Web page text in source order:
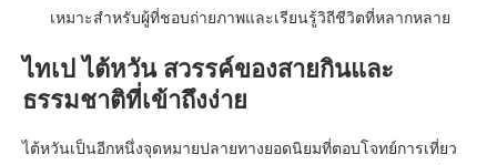
เหมาะสำหรับผู้ที่ชอบถ่ายภาพและเรียนรู้วิถีชีวิตที่หลากหลาย
ไทเป ไต้หวัน สวรรค์ของสายกินและ
ธรรมชาติที่เข้าถึงง่าย
ไต้หวันเป็นอีกหนึ่งจุดหมายปลายทางยอดนิยมที่ตอบโจทย์การเที่ยว